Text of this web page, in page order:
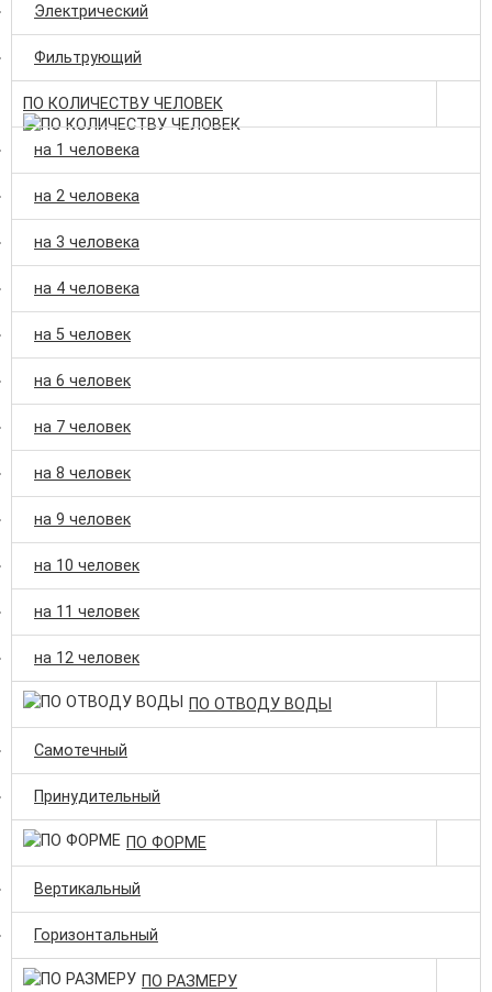
Электрический
Фильтрующий
ПО КОЛИЧЕСТВУ ЧЕЛОВЕК
на 1 человека
на 2 человека
на 3 человека
на 4 человека
на 5 человек
на 6 человек
на 7 человек
на 8 человек
на 9 человек
на 10 человек
на 11 человек
на 12 человек
ПО ОТВОДУ ВОДЫ
Самотечный
Принудительный
ПО ФОРМЕ
Вертикальный
Горизонтальный
ПО РАЗМЕРУ